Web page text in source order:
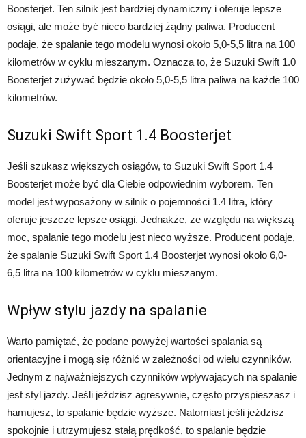
Boosterjet. Ten silnik jest bardziej dynamiczny i oferuje lepsze
osiągi, ale może być nieco bardziej żądny paliwa. Producent
podaje, że spalanie tego modelu wynosi około 5,0-5,5 litra na 100
kilometrów w cyklu mieszanym. Oznacza to, że Suzuki Swift 1.0
Boosterjet zużywać będzie około 5,0-5,5 litra paliwa na każde 100
kilometrów.
Suzuki Swift Sport 1.4 Boosterjet
Jeśli szukasz większych osiągów, to Suzuki Swift Sport 1.4
Boosterjet może być dla Ciebie odpowiednim wyborem. Ten
model jest wyposażony w silnik o pojemności 1.4 litra, który
oferuje jeszcze lepsze osiągi. Jednakże, ze względu na większą
moc, spalanie tego modelu jest nieco wyższe. Producent podaje,
że spalanie Suzuki Swift Sport 1.4 Boosterjet wynosi około 6,0-
6,5 litra na 100 kilometrów w cyklu mieszanym.
Wpływ stylu jazdy na spalanie
Warto pamiętać, że podane powyżej wartości spalania są
orientacyjne i mogą się różnić w zależności od wielu czynników.
Jednym z najważniejszych czynników wpływających na spalanie
jest styl jazdy. Jeśli jeździsz agresywnie, często przyspieszasz i
hamujesz, to spalanie będzie wyższe. Natomiast jeśli jeździsz
spokojnie i utrzymujesz stałą prędkość, to spalanie będzie